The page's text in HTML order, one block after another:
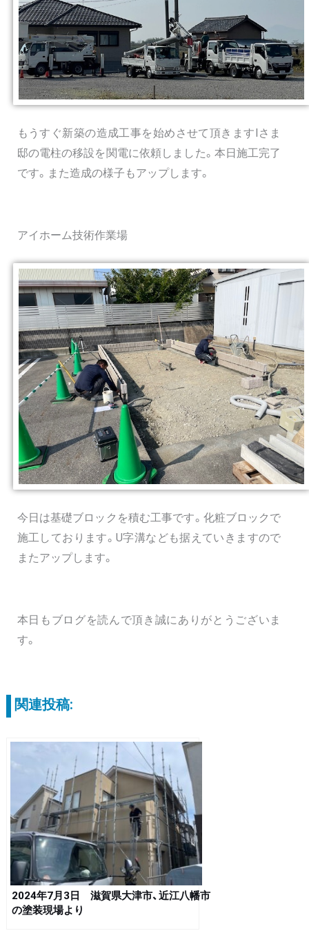
もうすぐ新築の造成工事を始めさせて頂きますIさま
邸の電柱の移設を関電に依頼しました。本日施工完了
です。また造成の様子もアップします。
アイホーム技術作業場
今日は基礎ブロックを積む工事です。化粧ブロックで
施工しております。U字溝なども据えていきますので
またアップします。
本日もブログを読んで頂き誠にありがとうございま
す。
関連投稿:
2024年7月3日 滋賀県大津市、近江八幡市
の塗装現場より